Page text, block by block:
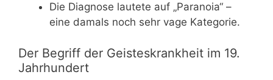
Die Diagnose lautete auf „Paranoia“ –
eine damals noch sehr vage Kategorie.
Der Begriff der Geisteskrankheit im 19.
Jahrhundert